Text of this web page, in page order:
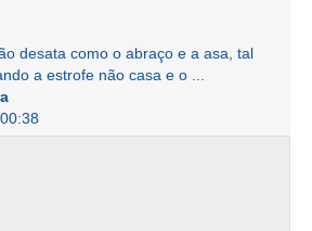
desata como o abraço e a asa, tal
a estrofe não casa e o ...